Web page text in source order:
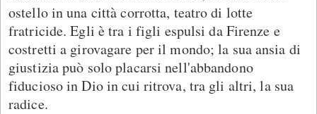
ostello in una città corrotta, teatro di lotte
fratricide. Egli è tra i figli espulsi da Firenze e
costretti a girovagare per il mondo; la sua ansia di
giustizia può solo placarsi nell'abbandono
fiducioso in Dio in cui ritrova, tra gli altri, la sua
radice.